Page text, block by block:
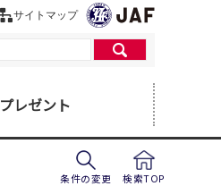
サイトマップ
プレゼント
条件の変更 検索TOP